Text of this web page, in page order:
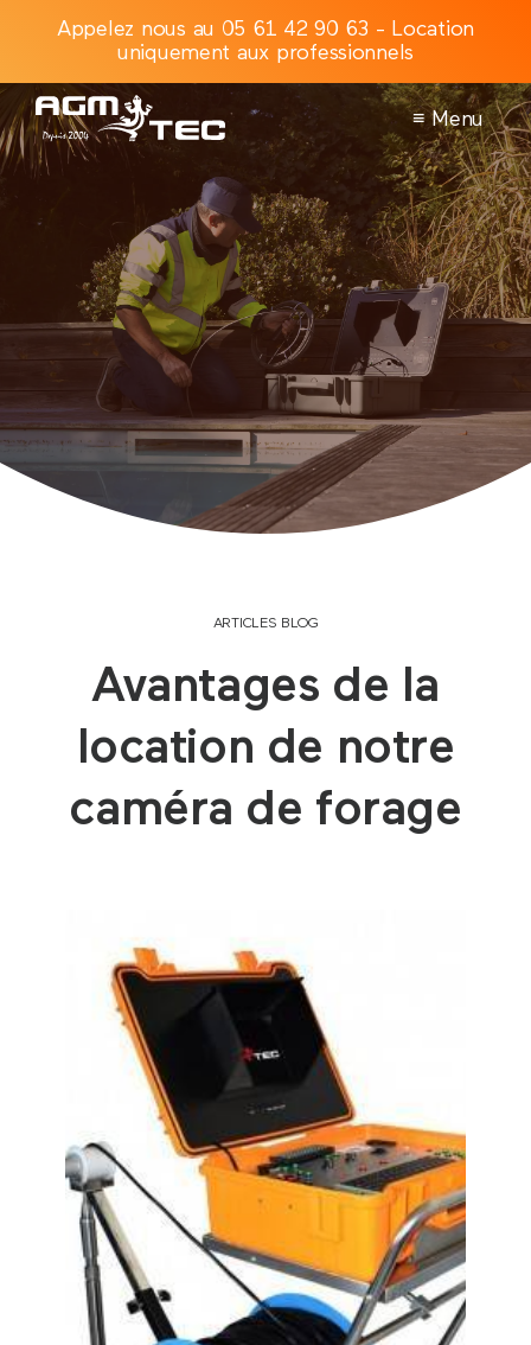
Appelez nous au 05 61 42 90 63 - Location
uniquement aux professionnels
≡ Menu
ARTICLES BLOG
Avantages de la
location de notre
caméra de forage